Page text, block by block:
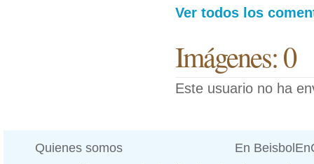
Ver todos los
Imágenes: 0
Este usuario no ha
Quienes somos En